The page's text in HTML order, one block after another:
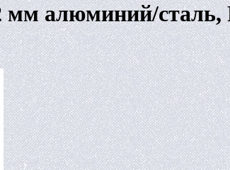
мм алюминий/